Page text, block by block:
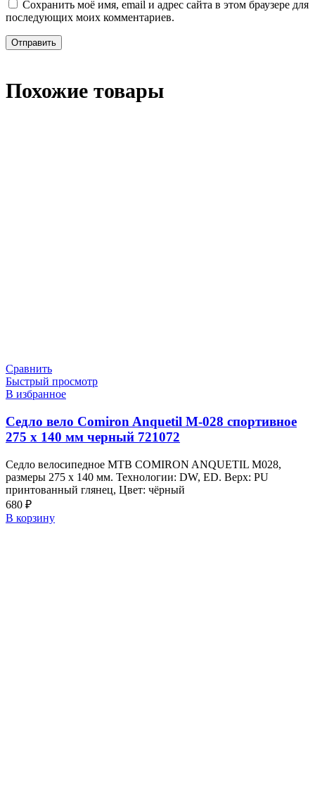
Сохранить моё имя, email и адрес сайта в этом браузере для
последующих моих комментариев.
Похожие товары
Сравнить
Быстрый просмотр
В избранное
Седло вело Comiron Anquetil M-028 спортивное
275 x 140 мм черный 721072
Седло велосипедное MTB COMIRON ANQUETIL M028,
размеры 275 х 140 мм. Технологии: DW, ED. Верх: PU
принтованный глянец, Цвет: чёрный
680 ₽
В корзину